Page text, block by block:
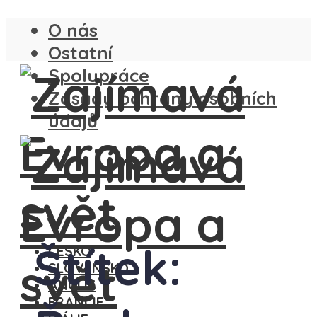
O nás
Ostatní
Spolupráce
Zásady ochrany osobních
údajů
ČESKO
SLOVENSKO
ANGLIE
FRANCIE
Štítek: